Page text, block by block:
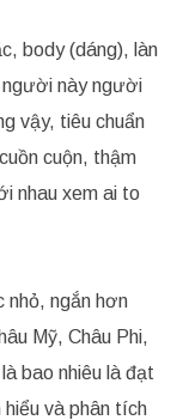
body (dáng), làn
này người
vậy, tiêu chuẩn
cuộn, thậm
nhau xem ai to
ngắn hơn
Mỹ, Châu Phi,
là bao nhiêu là đạt
và phân tích